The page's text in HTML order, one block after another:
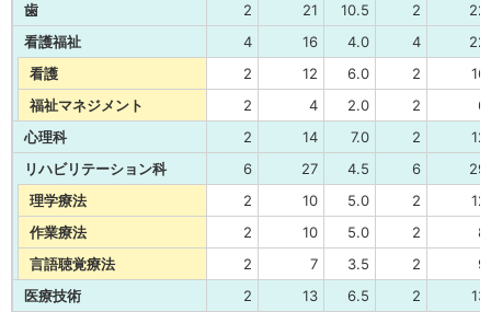
歯
2 21 10.5 2
22
看護福祉
4 16 4.0 4
22
看護
2 12 6.0 2
16
福祉マネジメント
2 4 2.0 2
6
心理科
2 14 7.0 2
12
リハビリテーション科
6 27 4.5 6
29
理学療法
2 10 5.0 2
12
作業療法
2 10 5.0 2
8
言語聴覚療法
2 7 3.5 2
9
医療技術
2 13 6.5 2
13